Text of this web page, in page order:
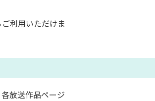
利用いただけま
放送作品ページ